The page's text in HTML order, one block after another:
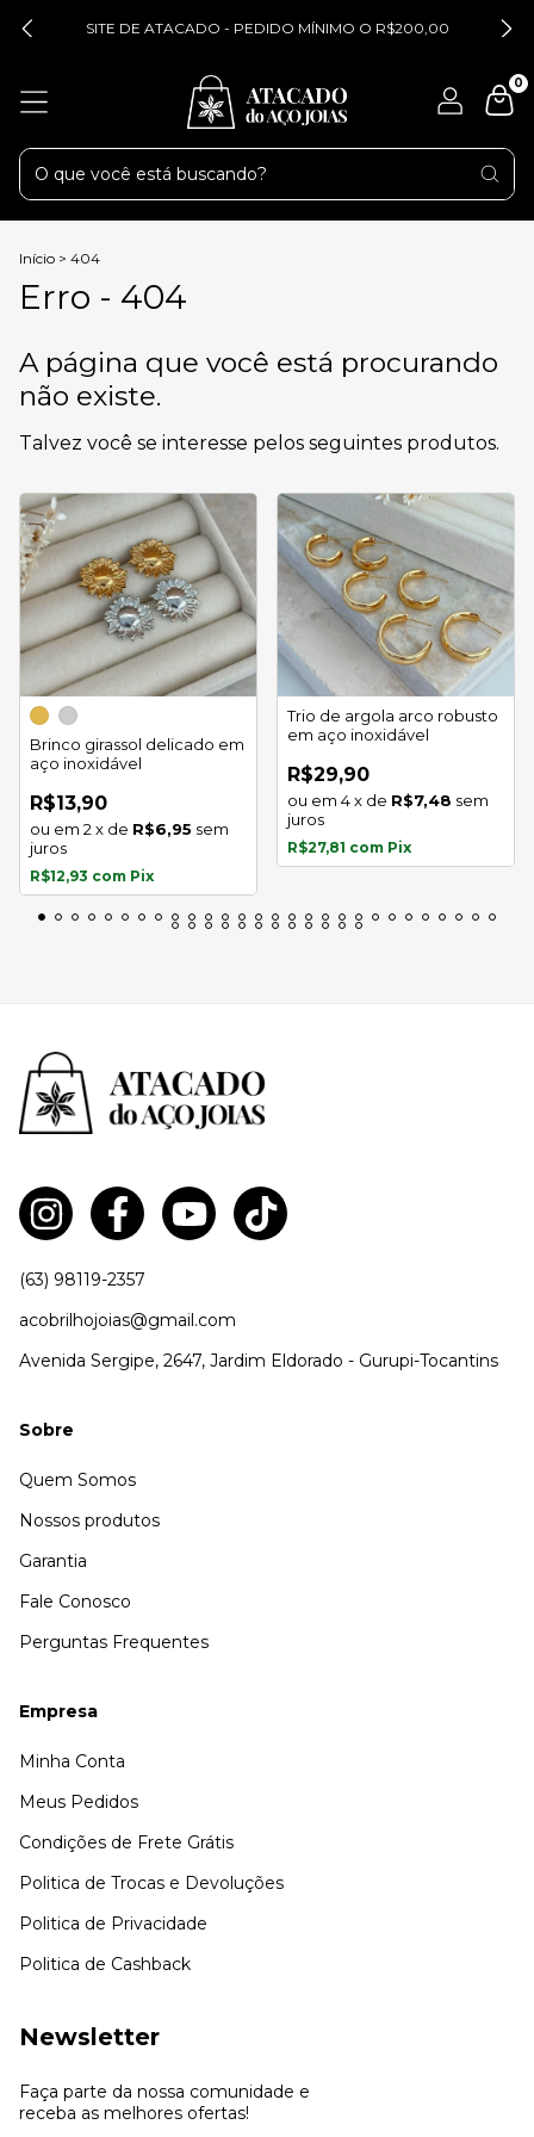
SITE DE ATACADO - PEDIDO MÍNIMO O R$200,00
0
Início > 404
Erro - 404
A página que você está procurando
não existe.
Talvez você se interesse pelos seguintes produtos.
Brinco girassol delicado em
aço inoxidável
R$13,90
2 x de R$6,95 sem
juros
R$12,93 com Pix
Trio de argola arco robusto
em aço inoxidável
R$29,90
4x de R$7,48 sem
juros
R$27,81 com Pix
(63) 98119-2357
acobrilhojoias@gmail.com
Avenida Sergipe, 2647, Jardim Eldorado - Gurupi-Tocantins
Sobre
Quem Somos
Nossos produtos
Garantia
Fale Conosco
Perguntas Frequentes
Empresa
Minha Conta
Meus Pedidos
Condições de Frete Grátis
Politica de Trocas e Devoluções
Politica de Privacidade
Politica de Cashback
Newsletter
Faça parte da nossa comunidade e
receba as melhores ofertas!